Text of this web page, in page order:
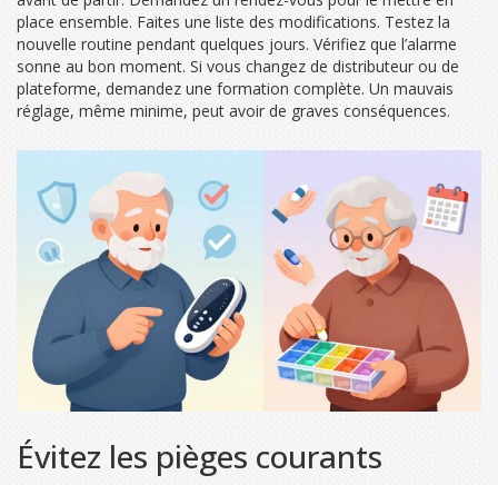
place ensemble. Faites une liste des modifications. Testez la
nouvelle routine pendant quelques jours. Vérifiez que l’alarme
sonne au bon moment. Si vous changez de distributeur ou de
plateforme, demandez une formation complète. Un mauvais
réglage, même minime, peut avoir de graves conséquences.
Évitez les pièges courants